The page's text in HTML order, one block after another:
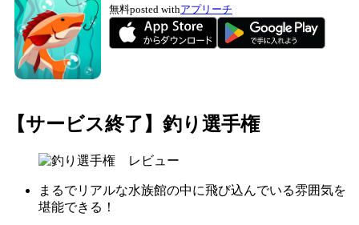
無料posted withアプリーチ
【サービス終了】釣り選手権
まるでリアルな水族館の中に飛び込んでいる雰囲気を
堪能できる！